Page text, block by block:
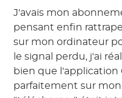
J'avais mon
pensant enfin
sur mon ordinateur
le signal perdu, j'ai
bien que l'application
parfaitement sur